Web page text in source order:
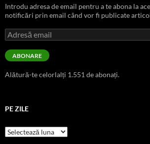
Introdu adresa de email pentru a te abona la
notificări prin email când vor fi publicate
Adresă
email
ABONARE
Alătură-te celorlalți 1.551 de abonați.
PE ZILE
pe
zile